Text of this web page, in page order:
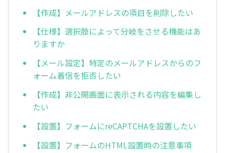
【作成】メールアドレスの項目を削除したい
【仕様】選択肢によって分岐をさせる機能はあ
りますか
【メール設定】特定のメールアドレスからのフ
ォーム着信を拒否したい
【作成】非公開画面に表示される内容を編集し
たい
【設置】フォームにreCAPTCHAを設置したい
【設置】フォームのHTML設置時の注意事項